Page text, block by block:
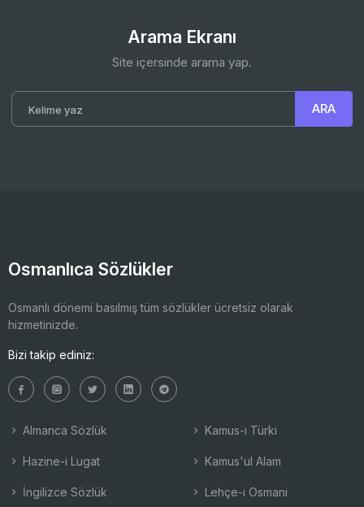
Arama Ekranı
Site içersinde arama yap.
Osmanlıca Sözlükler
Osmanlı dönemi basılmış tüm sözlükler ücretsiz olarak
hizmetinizde.
Bizi takip ediniz:
Almanca Sözlük
Hazine-i Lugat
İngilizce Sözlük
Kamus-ı Türki
Kamus'ul Alam
Lehçe-i Osmani